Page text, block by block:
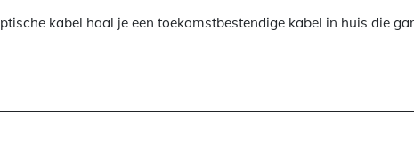
kabel haal je een toekomstbestendige kabel in huis die